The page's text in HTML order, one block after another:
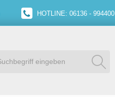
HOTLINE: 06136 - 994400